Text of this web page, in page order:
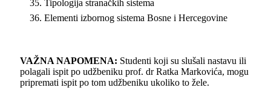
Tipologija stranačkih sistema
Elementi izbornog sistema Bosne i Hercegovine
VAŽNA NAPOMENA: Studenti koji su slušali nastavu ili
polagali ispit po udžbeniku prof. dr Ratka Markovića, mogu
pripremati ispit po tom udžbeniku ukoliko to žele.